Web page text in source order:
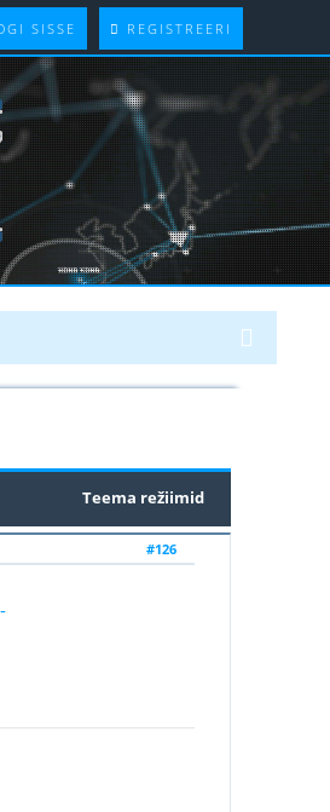
SISSE REGISTREERI
Teema režiimid
#126